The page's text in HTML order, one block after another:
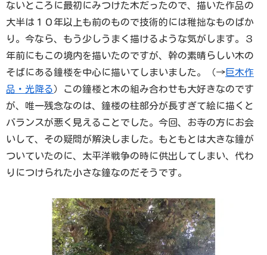
ないところに最初にみつけた木だったので、描いた作品の
大半は１０年以上も前のもので技術的には稚拙なものばか
り。今なら、もう少しうまく描けるような気がします。３
年前にもこの境内を描いたのですが、幹の素晴らしい木の
そばにある鐘楼を中心に描いてしまいました。（→巨木作
品・光降る）この鐘楼と木の組み合わせも大好きなのです
が、唯一残念なのは、鐘楼の柱部分が長すぎて絵に描くと
バランスが悪く見えることでした。今回、お寺の方にお会
いして、その疑問が解決しました。もともとは大きな鐘が
ついていたのに、太平洋戦争の時に供出してしまい、代わ
りにつけられた小さな鐘なのだそうです。